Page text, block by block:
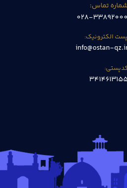
تماس:
028-33892000
پست الکترونیک:
info@ostan-
کدپستی:
3414613155